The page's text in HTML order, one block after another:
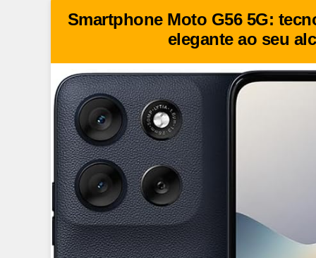
Smartphone Moto G56 5G:
elegante ao seu